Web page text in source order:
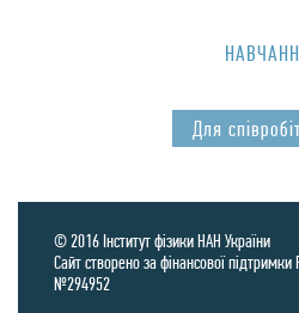
Для
© 2016 Інститут фізики НАН України
Сайт створено за фінансової підтримки
№294952